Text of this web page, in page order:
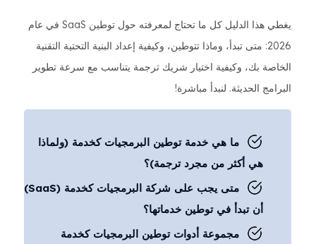
يغطي هذا الدليل كل ما تحتاج لمعرفته حول توطين SaaS في عام
2026: متى تبدأ، وماذا تتوطين، وكيفية إعداد البنية التحتية التقنية
الخاصة بك، وكيفية اختيار شريك ترجمة يتناسب مع سرعة تطوير
البرامج الحديثة. لنبدأ مباشرة!
ما هي خدمة توطين البرمجيات كخدمة (ولماذا
هي أكثر من مجرد ترجمة)؟
متى يجب على شركة البرمجيات كخدمة (SaaS)
أن تبدأ في توطين خدماتها؟
مجموعة أدوات توطين البرمجيات كخدمة